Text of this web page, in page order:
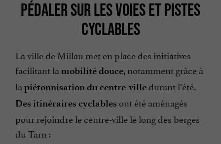
PÉDALER SUR LES VOIES ET PISTES
CYCLABLES
La ville de Millau met en place des initiatives
facilitant la mobilité douce, notamment grâce à
la piétonnisation du centre-villedurant l’été.
Des itinéraires cyclables ont été aménagés
pour rejoindre le centre-ville le long des berges
du Tarn :